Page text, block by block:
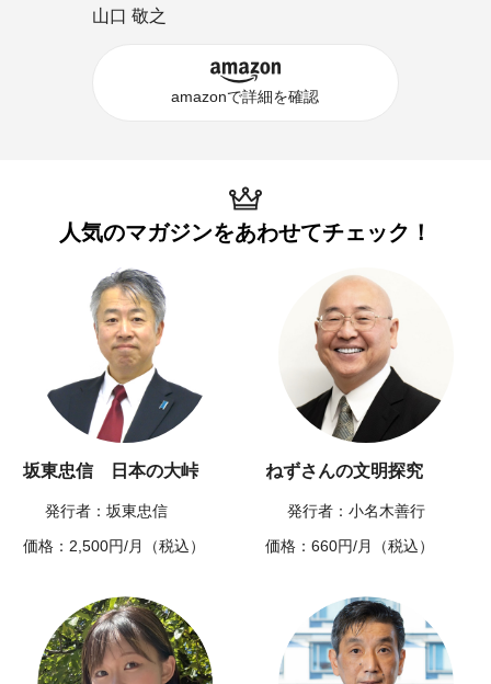
山口 敬之
amazonで詳細を確認
人気のマガジンをあわせてチェック！
坂東忠信 日本の大峠
発行者：坂東忠信
価格：2,500円/月（税込）
ねずさんの文明探究
発行者：小名木善行
価格：660円/月（税込）